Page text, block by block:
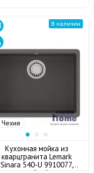
Чехия
В наличии
Кухонная мойка из
кварцгранита Lemark
Sinara 540-U 9910077,